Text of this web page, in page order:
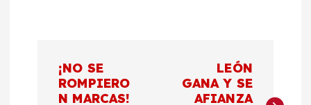
¡NO SE
ROMPIERO
N MARCAS!
LEÓN
GANA Y SE
AFIANZA